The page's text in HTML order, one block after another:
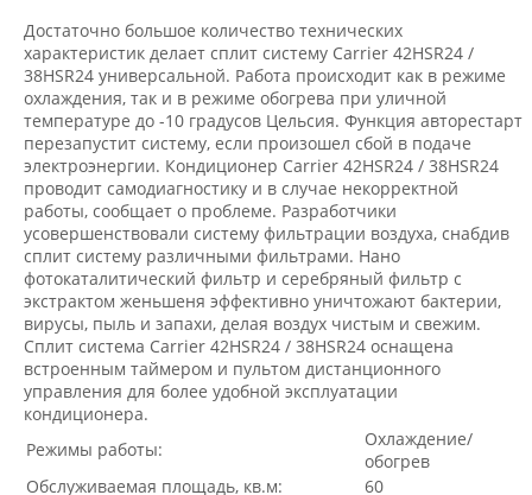
Достаточно большое количество технических
характеристик делает сплит систему Carrier 42HSR24 /
38HSR24 универсальной. Работа происходит как в режиме
охлаждения, так и в режиме обогрева при уличной
температуре до -10 градусов Цельсия. Функция авторестарт
перезапустит систему, если произошел сбой в подаче
электроэнергии. Кондиционер Carrier 42HSR24 / 38HSR24
проводит самодиагностику и в случае некорректной
работы, сообщает о проблеме. Разработчики
усовершенствовали систему фильтрации воздуха, снабдив
сплит систему различными фильтрами. Нано
фотокаталитический фильтр и серебряный фильтр с
экстрактом женьшеня эффективно уничтожают бактерии,
вирусы, пыль и запахи, делая воздух чистым и свежим.
Сплит система Carrier 42HSR24 / 38HSR24 оснащена
встроенным таймером и пультом дистанционного
управления для более удобной эксплуатации
кондиционера.
Режимы работы:
Охлаждение/
обогрев
Обслуживаемая площадь, кв.м:
60